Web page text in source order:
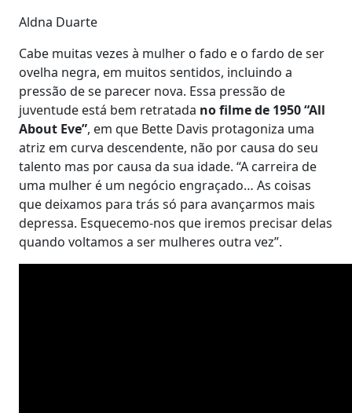
Aldna Duarte
Cabe muitas vezes à mulher o fado e o fardo de ser
ovelha negra, em muitos sentidos, incluindo a
pressão de se parecer nova. Essa pressão de
juventude está bem retratada no filme de 1950“All
About Eve”, em que Bette Davis protagoniza uma
atriz em curva descendente, não por causa do seu
talento mas por causa da sua idade. “A carreira de
uma mulher é um negócio engraçado… As coisas
que deixamos para trás só para avançarmos mais
depressa. Esquecemo-nos que iremos precisar delas
quando voltamos a ser mulheres outra vez”.